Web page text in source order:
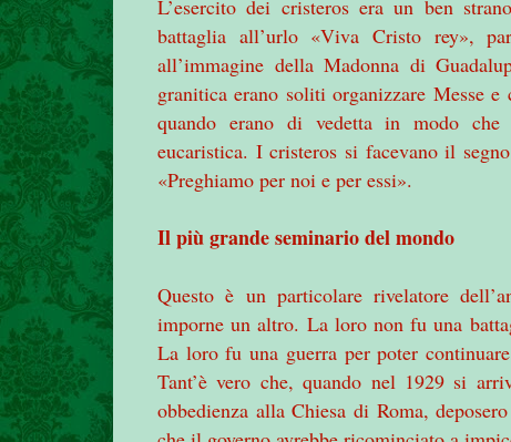
L’esercito dei cristeros era un ben
battaglia all’urlo «Viva Cristo rey»,
all’immagine della Madonna di
granitica erano soliti organizzare Messe
quando erano di vedetta in modo che
eucaristica. I cristeros si facevano il
«Preghiamo per noi e per essi».
Il più grande seminario del mondo
Questo è un particolare rivelatore
imporne un altro. La loro non fu una
La loro fu una guerra per poter
Tant’è vero che, quando nel 1929 si
obbedienza alla Chiesa di Roma,